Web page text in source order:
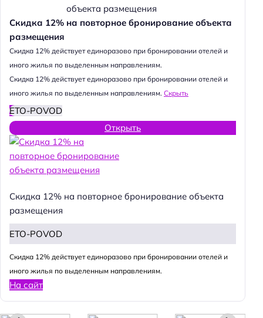
Скидка 12% на повторное бронирование объекта
размещения
Cкидка 12% действует единоразово при бронировании отелей и
иного жилья по выделенным направлениям.
Cкидка 12% действует единоразово при бронировании отелей и
иного жилья по выделенным направлениям. Скрыть
ETO-POVOD
Открыть
Скидка 12% на повторное бронирование объекта
размещения
ETO-POVOD
Cкидка 12% действует единоразово при бронировании отелей и
иного жилья по выделенным направлениям.
На сайт